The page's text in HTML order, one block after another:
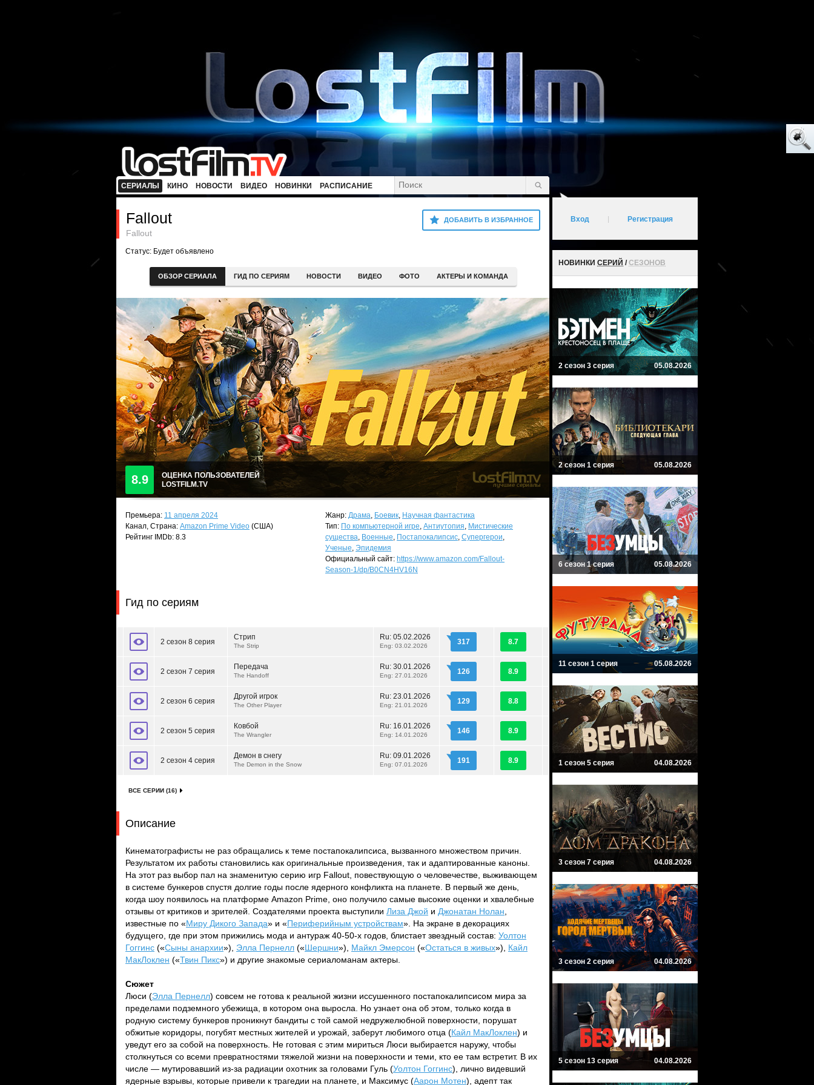
СЕРИАЛЫ КИНО НОВОСТИ ВИДЕО НОВИНКИ РАСПИСАНИЕ
ДОБАВИТЬ В ИЗБРАННОЕ
Fallout
Fallout
Статус: Будет объявлено
ОБЗОР СЕРИАЛА ГИД ПО СЕРИЯМ НОВОСТИ ВИДЕО ФОТО АКТЕРЫ И КОМАНДА
8.9
ОЦЕНКА ПОЛЬЗОВАТЕЛЕЙ
LOSTFILM.TV
Премьера: 11 апреля 2024
Канал, Страна: Amazon Prime Video (США)
Рейтинг IMDb: 8.3
Жанр: Драма, Боевик, Научная фантастика
Тип: По компьютерной игре, Антиутопия, Мистические
существа, Военные, Постапокалипсис, Супергерои,
Ученые, Эпидемия
Официальный сайт: https://www.amazon.com/Fallout-
Season-1/dp/B0CN4HV16N
Гид по сериям
2 сезон 8 серия
Стрип
The Strip
Ru: 05.02.2026
Eng: 03.02.2026 317 8.7
2 сезон 7 серия
Передача
The Handoff
Ru: 30.01.2026
Eng: 27.01.2026 126 8.9
2 сезон 6 серия
Другой игрок
The Other Player
Ru: 23.01.2026
Eng: 21.01.2026 129 8.8
2 сезон 5 серия
Ковбой
The Wrangler
Ru: 16.01.2026
Eng: 14.01.2026 146 8.9
2 сезон 4 серия
Демон в снегу
The Demon in the Snow
Ru: 09.01.2026
Eng: 07.01.2026 191 8.9
ВСЕ СЕРИИ (16)
Описание
Кинематографисты не раз обращались к теме постапокалипсиса, вызванного множеством причин.
Результатом их работы становились как оригинальные произведения, так и адаптированные каноны.
На этот раз выбор пал на знаменитую серию игр Fallout, повествующую о человечестве, выживающем
в системе бункеров спустя долгие годы после ядерного конфликта на планете. В первый же день,
когда шоу появилось на платформе Amazon Prime, оно получило самые высокие оценки и хвалебные
отзывы от критиков и зрителей. Создателями проекта выступили Лиза Джой и Джонатан Нолан
известные по «Миру Дикого Запада» и «Периферийным устройствам». На экране в декорациях
будущего, где при этом прижились мода и антураж 40-50-х годов, блистает звездный состав: Уолтон
Гоггинс («Сыны анархии»), Элла Пернелл («Шершни»), Майкл Эмерсон («Остаться в живых»), Кайл
МакЛоклен («Твин Пикс») и другие знакомые сериаломанам актеры.
Сюжет
Люси (Элла Пернелл) совсем не готова к реальной жизни иссушенного постапокалипсисом мира за
пределами подземного убежища, в котором она выросла. Но узнает она об этом, только когда в
родную систему бункеров проникнут бандиты с той самой недружелюбной поверхности, порушат
обжитые коридоры, погубят местных жителей и урожай, заберут любимого отца (Кайл МакЛоклен) и
уведут его за собой на поверхность. Не готовая с этим мириться Люси выбирается наружу, чтобы
столкнуться со всеми превратностями тяжелой жизни на поверхности и теми, кто ее там встретит. В их
числе — мутировавший из-за радиации охотник за головами Гуль (Уолтон Гоггинс), лично видевший
ядерные взрывы, которые привели к трагедии на планете, и Максимус (Аарон Мотен), адепт так
Вход Регистрация
НОВИНКИ СЕРИЙ /СЕЗОНОВ
2 сезон 3 серия 05.08.2026
2 сезон 1 серия 05.08.2026
6 сезон 1 серия 05.08.2026
11 сезон 1 серия 05.08.2026
1 сезон 5 серия 04.08.2026
3 сезон 7 серия 04.08.2026
3 сезон 2 серия 04.08.2026
5 сезон 13 серия 04.08.2026